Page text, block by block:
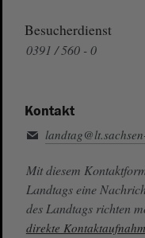
Besucherdienst
0391 / 560 - 0
Kontakt
Mit diesem
Landtags eine
des Landtags richten
direkte